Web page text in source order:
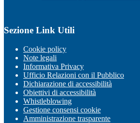
Sezione Link Utili
Cookie policy
Note legali
Informativa Privacy
Ufficio Relazioni con il Pubblico
Dichiarazione di accessibilità
Obiettivi di accessibilità
Whistleblowing
Gestione consensi cookie
Amministrazione trasparente